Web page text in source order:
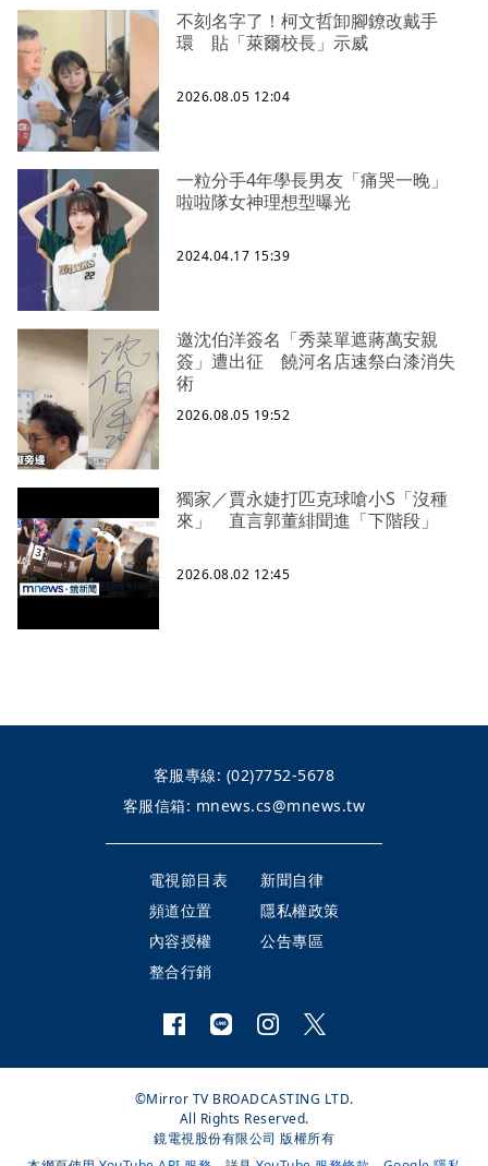
不刻名字了！柯文哲卸腳鐐改戴手
環 貼「萊爾校長」示威
2026.08.05 12:04
一粒分手4年學長男友「痛哭一晚」
啦啦隊女神理想型曝光
2024.04.17 15:39
邀沈伯洋簽名「秀菜單遮蔣萬安親
簽」遭出征 饒河名店速祭白漆消失
術
2026.08.05 19:52
獨家／賈永婕打匹克球嗆小S「沒種
來」 直言郭董緋聞進「下階段」
2026.08.02 12:45
客服專線: (02)7752-5678
客服信箱: mnews.cs@mnews.tw
電視節目表
新聞自律
頻道位置
隱私權政策
內容授權
公告專區
整合行銷
©Mirror TV BROADCASTING LTD.
All Rights Reserved.
鏡電視股份有限公司 版權所有